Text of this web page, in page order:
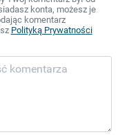
konta, możesz je
komentarz
Polityką Prywatności